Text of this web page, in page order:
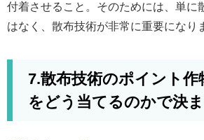
付着させること。そのためには、単に
はなく、散布技術が非常に重要になり
7.散布技術のポイント作
をどう当てるのかで決